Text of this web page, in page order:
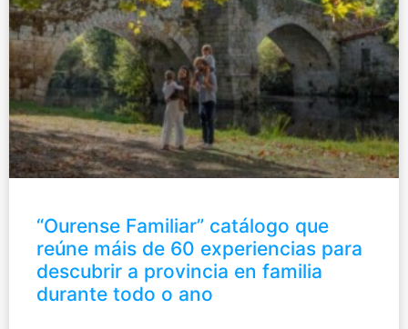
“Ourense Familiar” catálogo que
reúne máis de 60 experiencias para
descubrir a provincia en familia
durante todo o ano